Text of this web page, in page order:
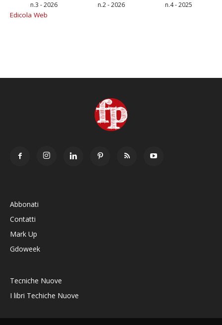
n.3 - 2026 n.2 - 2026 n.4 - 2025
Edicola Web
Abbonati
Contatti
Mark Up
Gdoweek
Tecniche Nuove
I libri Techiche Nuove